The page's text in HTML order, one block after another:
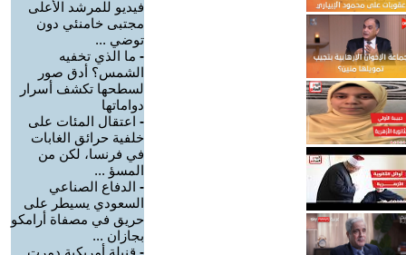
فيديو للمرشد الأعلى
مجتبى خامنئي دون
توضي ...
- ما الذي تخفيه
الشمس؟ أدق صور
لسطحها تكشف أسرار
دواماتها
- اعتقال المئات على
خلفية حرائق الغابات
في فرنسا، لكن من
المسؤ ...
- الدفاع الصناعي
السعودي يسيطر على
حريق في مصفاة أرامكو
بجازان ...
- قنبلة أمريكية دمرت